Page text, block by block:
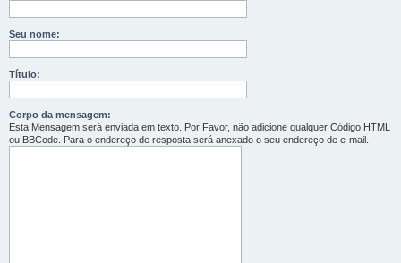
Seu nome:
Título:
Corpo da mensagem:
Esta Mensagem será enviada em texto. Por Favor, não adicione qualquer Código HTML
ou BBCode. Para o endereço de resposta será anexado o seu endereço de e-mail.